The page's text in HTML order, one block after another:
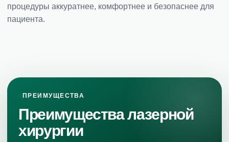
процедуры аккуратнее, комфортнее и безопаснее для
пациента.
ПРЕИМУЩЕСТВА
Преимущества лазерной
хирургии